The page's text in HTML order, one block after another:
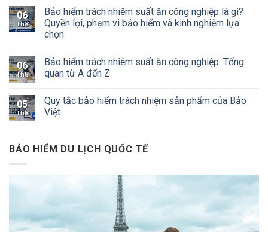
06
Th8
Bảo hiểm trách nhiệm suất ăn công nghiệp là gì?
Quyền lợi, phạm vi bảo hiểm và kinh nghiệm lựa
chọn
06
Th8
Bảo hiểm trách nhiệm suất ăn công nghiệp: Tổng
quan từ A đến Z
05
Th8
Quy tắc bảo hiểm trách nhiệm sản phẩm của Bảo
Việt
BẢO HIỂM DU LỊCH QUỐC TẾ